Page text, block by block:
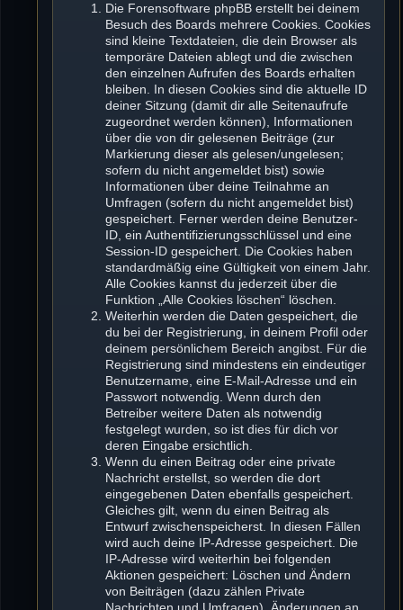
Die Forensoftware phpBB erstellt bei deinem
Besuch des Boards mehrere Cookies. Cookies
sind kleine Textdateien, die dein Browser als
temporäre Dateien ablegt und die zwischen
den einzelnen Aufrufen des Boards erhalten
bleiben. In diesen Cookies sind die aktuelle ID
deiner Sitzung (damit dir alle Seitenaufrufe
zugeordnet werden können), Informationen
über die von dir gelesenen Beiträge (zur
Markierung dieser als gelesen/ungelesen;
sofern du nicht angemeldet bist) sowie
Informationen über deine Teilnahme an
Umfragen (sofern du nicht angemeldet bist)
gespeichert. Ferner werden deine Benutzer-
ID, ein Authentifizierungsschlüssel und eine
Session-ID gespeichert. Die Cookies haben
standardmäßig eine Gültigkeit von einem Jahr.
Alle Cookies kannst du jederzeit über die
Funktion „Alle Cookies löschen“ löschen.
Weiterhin werden die Daten gespeichert, die
du bei der Registrierung, in deinem Profil oder
deinem persönlichem Bereich angibst. Für die
Registrierung sind mindestens ein eindeutiger
Benutzername, eine E-Mail-Adresse und ein
Passwort notwendig. Wenn durch den
Betreiber weitere Daten als notwendig
festgelegt wurden, so ist dies für dich vor
deren Eingabe ersichtlich.
Wenn du einen Beitrag oder eine private
Nachricht erstellst, so werden die dort
eingegebenen Daten ebenfalls gespeichert.
Gleiches gilt, wenn du einen Beitrag als
Entwurf zwischenspeicherst. In diesen Fällen
wird auch deine IP-Adresse gespeichert. Die
IP-Adresse wird weiterhin bei folgenden
Aktionen gespeichert: Löschen und Ändern
von Beiträgen (dazu zählen Private